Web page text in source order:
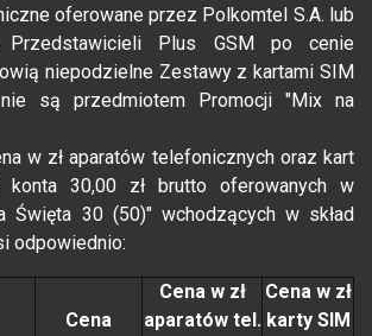
oferowane przez Polkomtel S.A. lub
Przedstawicieli Plus GSM po cenie
niepodzielne Zestawy z kartami SIM
są przedmiotem Promocji "Mix na
w zł aparatów telefonicznych oraz kart
30,00 zł brutto oferowanych w
Święta 30 (50)" wchodzących w skład
odpowiednio:
Cena
Cena w zł
aparatów tel.
Cena w zł
karty SIM